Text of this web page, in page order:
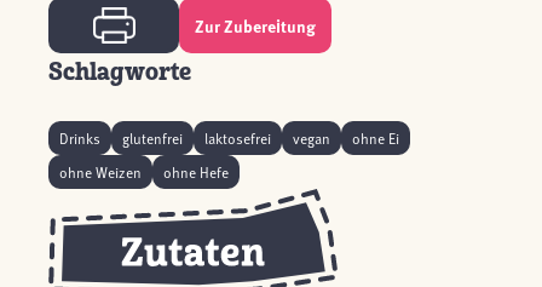
Zur Zubereitung
Schlagworte
Drinks glutenfrei laktosefrei vegan
ohne Ei
ohne Weizen
ohne Hefe